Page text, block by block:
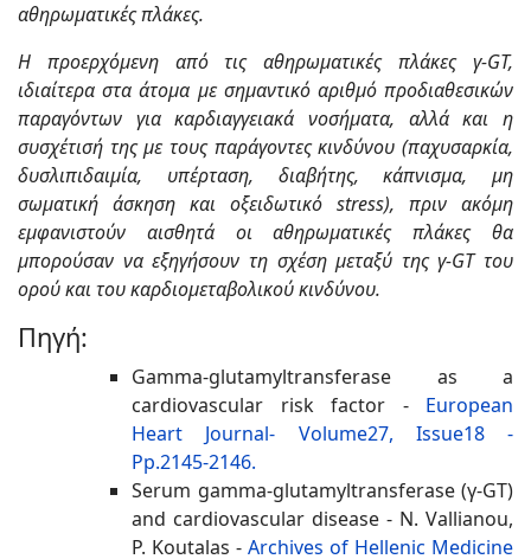
αθηρωματικές πλάκες.
Η προερχόμενη από τις αθηρωματικές πλάκες γ-GT,
ιδιαίτερα στα άτομα με σημαντικό αριθμό προδιαθεσικών
παραγόντων για καρδιαγγειακά νοσήματα, αλλά και η
συσχέτισή της με τους παράγοντες κινδύνου (παχυσαρκία,
δυσλιπιδαιμία, υπέρταση, διαβήτης, κάπνισμα, μη
σωματική άσκηση και οξειδωτικό stress), πριν ακόμη
εμφανιστούν αισθητά οι αθηρωματικές πλάκες θα
μπορούσαν να εξηγήσουν τη σχέση μεταξύ της γ-GT του
ορού και του καρδιομεταβολικού κινδύνου.
Πηγή:
Gamma-glutamyltransferase as a
cardiovascular risk factor - European
Heart Journal- Volume27, Issue18 -
Pp.2145-2146.
Serum gamma-glutamyltransferase (γ-GT)
and cardiovascular disease - N. Vallianou,
P. Koutalas - Archives of Hellenic Medicine